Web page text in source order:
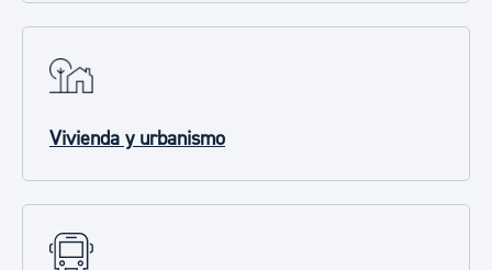
Vivienda y urbanismo